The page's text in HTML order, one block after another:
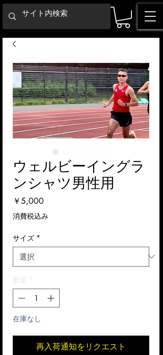
ウェルビーイングラ
ンシャツ男性用
￥5,000価
格
消費税込み
サイズ *
数量 *
在庫なし
再入荷通知をリクエスト